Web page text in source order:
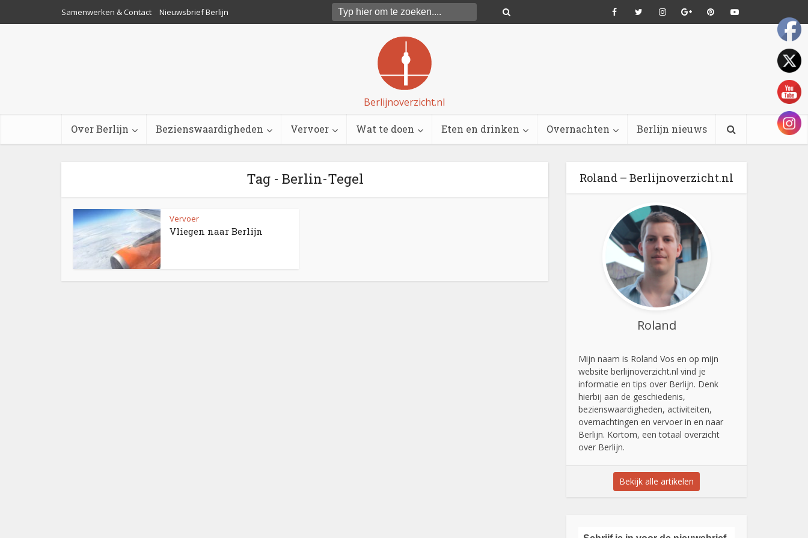
Samenwerken & Contact Nieuwsbrief Berlijn
Berlijnoverzicht.nl
Over Berlijn Bezienswaardigheden Vervoer Wat te doen Eten en drinken Overnachten Berlijn nieuws
Tag - Berlin-Tegel
Vervoer
Vliegen naar Berlijn
Roland – Berlijnoverzicht.nl
Roland
Mijn naam is Roland Vos en op mijn
website berlijnoverzicht.nl vind je
informatie en tips over Berlijn. Denk
hierbij aan de geschiedenis,
bezienswaardigheden, activiteiten,
overnachtingen en vervoer in en naar
Berlijn. Kortom, een totaal overzicht
over Berlijn.
Bekijk alle artikelen